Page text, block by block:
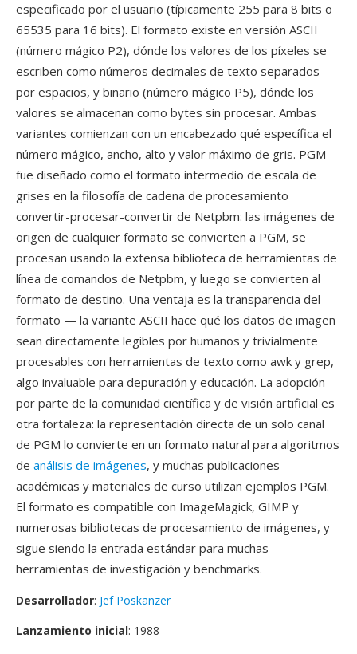
especificado por el usuario (típicamente 255 para 8 bits o
65535 para 16 bits). El formato existe en versión ASCII
(número mágico P2), dónde los valores de los píxeles se
escriben como números decimales de texto separados
por espacios, y binario (número mágico P5), dónde los
valores se almacenan como bytes sin procesar. Ambas
variantes comienzan con un encabezado qué específica el
número mágico, ancho, alto y valor máximo de gris. PGM
fue diseñado como el formato intermedio de escala de
grises en la filosofía de cadena de procesamiento
convertir-procesar-convertir de Netpbm: las imágenes de
origen de cualquier formato se convierten a PGM, se
procesan usando la extensa biblioteca de herramientas de
línea de comandos de Netpbm, y luego se convierten al
formato de destino. Una ventaja es la transparencia del
formato — la variante ASCII hace qué los datos de imagen
sean directamente legibles por humanos y trivialmente
procesables con herramientas de texto como awk y grep,
algo invaluable para depuración y educación. La adopción
por parte de la comunidad científica y de visión artificial es
otra fortaleza: la representación directa de un solo canal
de PGM lo convierte en un formato natural para algoritmos
de análisis de imágenes, y muchas publicaciones
académicas y materiales de curso utilizan ejemplos PGM.
El formato es compatible con ImageMagick, GIMP y
numerosas bibliotecas de procesamiento de imágenes, y
sigue siendo la entrada estándar para muchas
herramientas de investigación y benchmarks.
Desarrollador: Jef Poskanzer
Lanzamiento inicial: 1988